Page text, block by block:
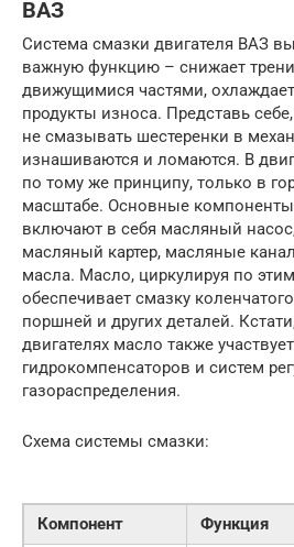
ВАЗ
Система смазки двигателя ВАЗ
важную функцию – снижает
движущимися частями,
продукты износа. Представь
не смазывать шестеренки в
изнашиваются и ломаются. В
по тому же принципу, только в
масштабе. Основные
включают в себя масляный
масляный картер, масляные
масла. Масло, циркулируя по
обеспечивает смазку
поршней и других деталей.
двигателях масло также
гидрокомпенсаторов и систем
газораспределения.
Схема системы смазки:
Компонент Функция